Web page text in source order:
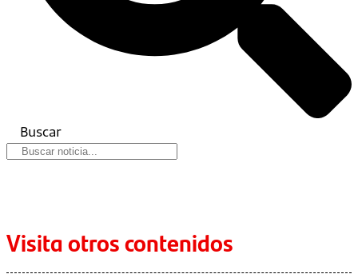
Buscar
Visita otros contenidos